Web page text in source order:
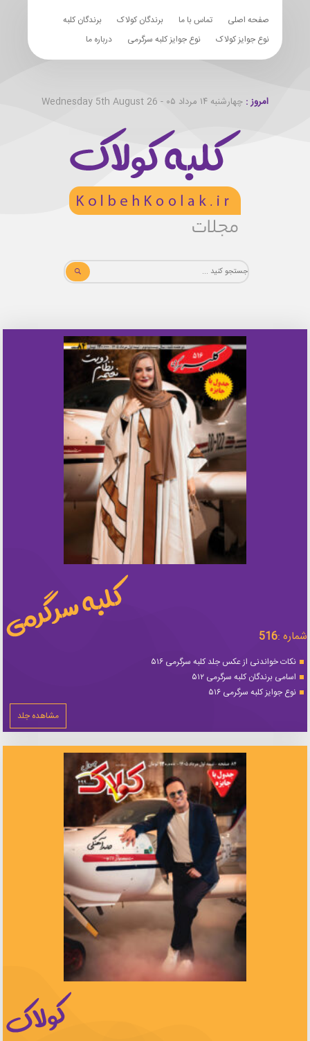
صفحه اصلی تماس با ما برندگان کولاک
برندگان کلبه
نوع جوایز کولاک
نوع جوایز کلبه سرگرمی درباره ما
امروز : چهارشنبه ۱۴ مرداد ۰۵ - Wednesday 5th August 26
شماره :516
نکات خواندنی از عکس جلد کلبه سرگرمی ۵۱۶
اسامی برندگان کلبه سرگرمی ۵۱۲
نوع جوایز کلبه سرگرمی ۵۱۶
مشاهده جلد